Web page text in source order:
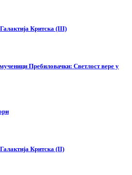
Критска (III)
Пребиловачки: Светлост вере у
Критска (II)